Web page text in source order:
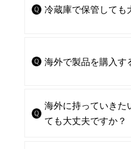
冷蔵庫で保管しても
海外で製品を購入す
海外に持っていきた
ても大丈夫ですか？